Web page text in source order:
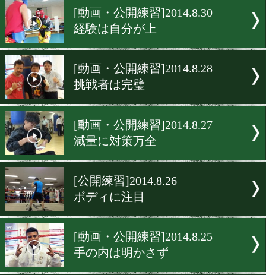
[公開練習]2014.9.8
宮崎 調整は順調
[動画・公開練習]2014.9.1
ルナ「村田は経験不足」
[動画・公開練習]2014.8.30
[動画・公開練習]2014.8.28
挑戦者は完璧